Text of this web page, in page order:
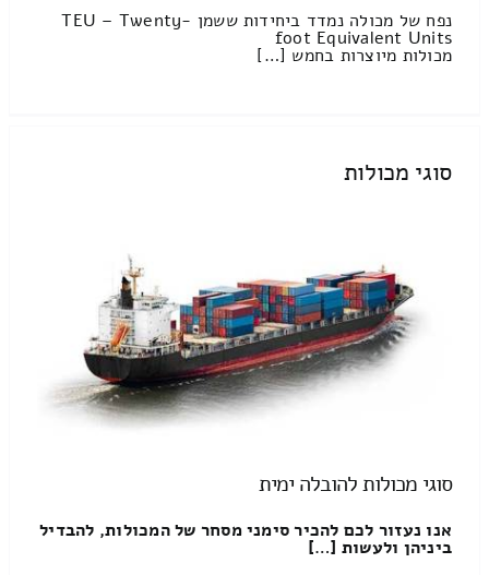
נפח של מכולה נמדד ביחידות ששמן TEU – Twenty-
foot Equivalent Units
מכולות מיוצרות בחמש […]
סוגי מכולות
סוגי מכולות להובלה ימית
אנו נעזור לכם להכיר סימני מסחר של המכולות, להבדיל
ביניהן ולעשות […]